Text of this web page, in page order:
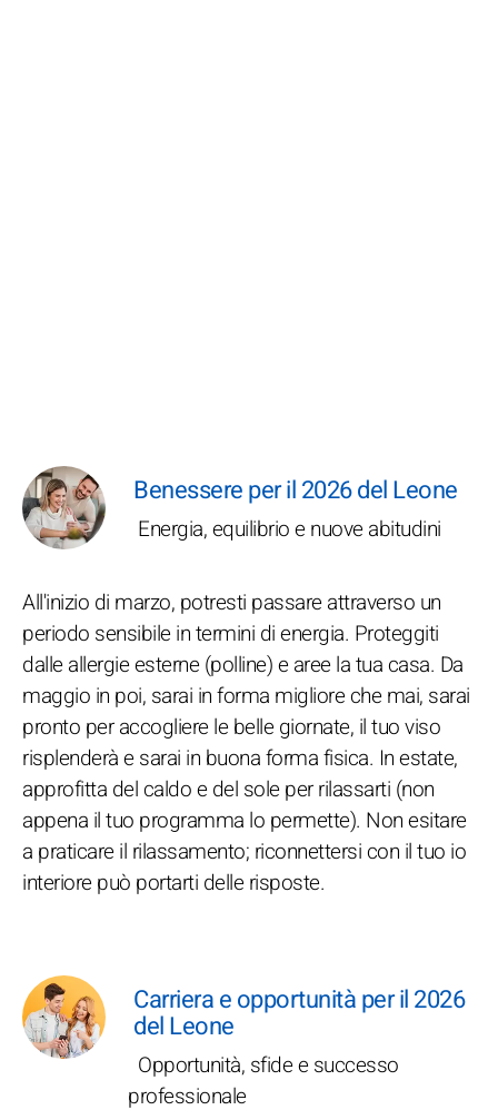
Benessere per il 2026 del Leone
Energia, equilibrio e nuove abitudini
All'inizio di marzo, potresti passare attraverso un
periodo sensibile in termini di energia. Proteggiti
dalle allergie esterne (polline) e aree la tua casa. Da
maggio in poi, sarai in forma migliore che mai, sarai
pronto per accogliere le belle giornate, il tuo viso
risplenderà e sarai in buona forma fisica. In estate,
approfitta del caldo e del sole per rilassarti (non
appena il tuo programma lo permette). Non esitare
a praticare il rilassamento; riconnettersi con il tuo io
interiore può portarti delle risposte.
Carriera e opportunità per il 2026
del Leone
Opportunità, sfide e successo
professionale